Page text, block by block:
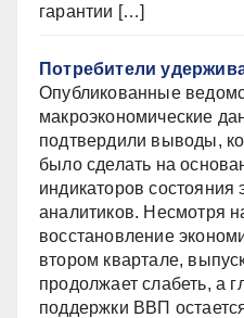
гарантии […]
Потребители
Опубликованные
макроэкономические
подтвердили выводы,
было сделать на
индикаторов
аналитиков. Несмотря
восстановление
втором квартале,
продолжает слабеть, а
поддержки ВВП